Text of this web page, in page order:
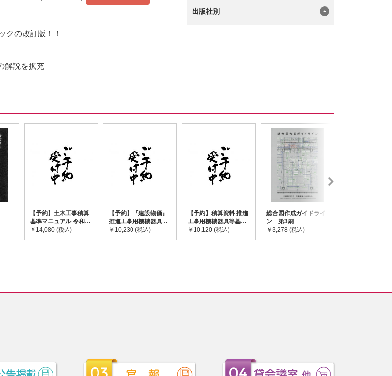
出版社別
クの改訂版！！
解説を拡充
【予約】土木工事積算
基準マニュアル 令和8
年度版 ※2026年8月
下旬発売予定
￥14,080 (税込)
【予約】『建設物価』
推進工事用機械器具等
基礎価格表 2026年度
版 ※2026/8/31発売予
￥10,230 (税込)
【予約】積算資料 推進
工事用機械器具等基礎
価格表 2026年度版
※2026/8/31発売予定
￥10,120 (税込)
総合図作成ガイドライ
ン 第3刷
￥3,278 (税込)